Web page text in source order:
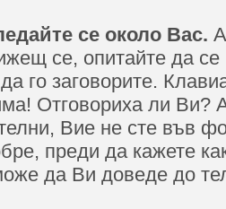
се около Вас.
се, опитайте да
го заговорите.
Отговориха ли Ви?
Вие не сте във
преди да кажете
да Ви доведе до